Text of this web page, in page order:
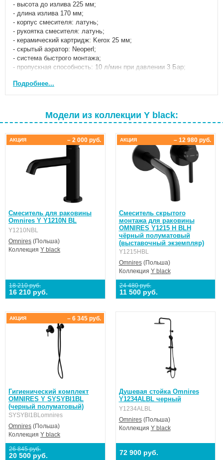
- высота до излива 225 мм;
- длина излива 170 мм;
- корпус смесителя: латунь;
- рукоятка смесителя: латунь;
- керамический картридж: Kerox 25 мм;
- скрытый аэратор: Neoperl;
- система быстрого монтажа;
- пропускная способность: 10 л/мин при давлении 3 Бар;
Технология нанесения покрытия: порошковая покраска
Подробнее...
Модели из коллекции Y black:
Смеситель для раковины
Omnires Y Y1210N BL
Y1210NBL
Omnires (Польша)
Коллекция Y black
18 210 руб.
16 210 руб.
– 2 000 руб.
АКЦИЯ
Смеситель скрытого
монтажа для раковины
OMNIRES Y1215 H BLH
чёрный полуматовый
(выставочный экземпляр)
Y1215HBL
Omnires(Польша)
Коллекция Y black
24 480 руб.
11 500 руб.
– 12 980 руб.
АКЦИЯ
Гигиенический комплект
OMNIRES Y SYSYBI1BL
(черный полуматовый)
SYSYBI1BLomnires
Omnires (Польша)
Коллекция Y black
26 845 руб.
20 500 руб.
– 6 345 руб.
АКЦИЯ
Душевая стойка Omnires
Y1234ALBL черный
Y1234ALBL
Omnires(Польша)
Коллекция Y black
72 900 руб.